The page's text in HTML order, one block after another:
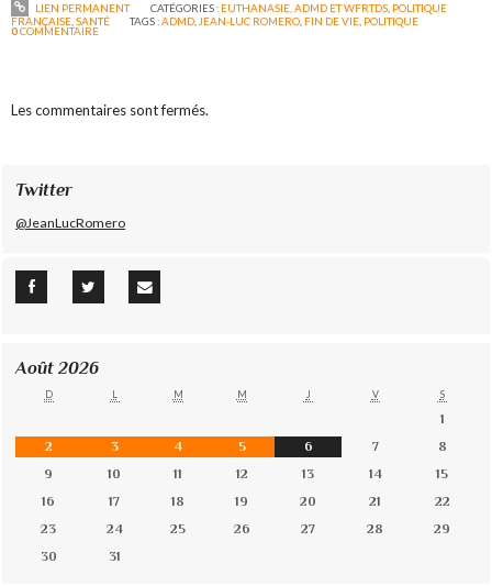
LIEN PERMANENT CATÉGORIES : EUTHANASIE, ADMD ET WFRTDS, POLITIQUE
FRANÇAISE ,SANTÉ TAGS :ADMD JEAN-LUC ROMERO FIN DE VIE POLITIQUE
0COMMENTAIRE
Les commentaires sont fermés.
Twitter
@JeanLucRomero
Août 2026
D L M M J V S
1
2
3 4 5 6 7
8
9
10 11 12 13 14
15
16
17 18 19 20 21
22
23
24 25 26 27 28
29
30
31